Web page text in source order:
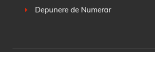
Depunere de Numerar